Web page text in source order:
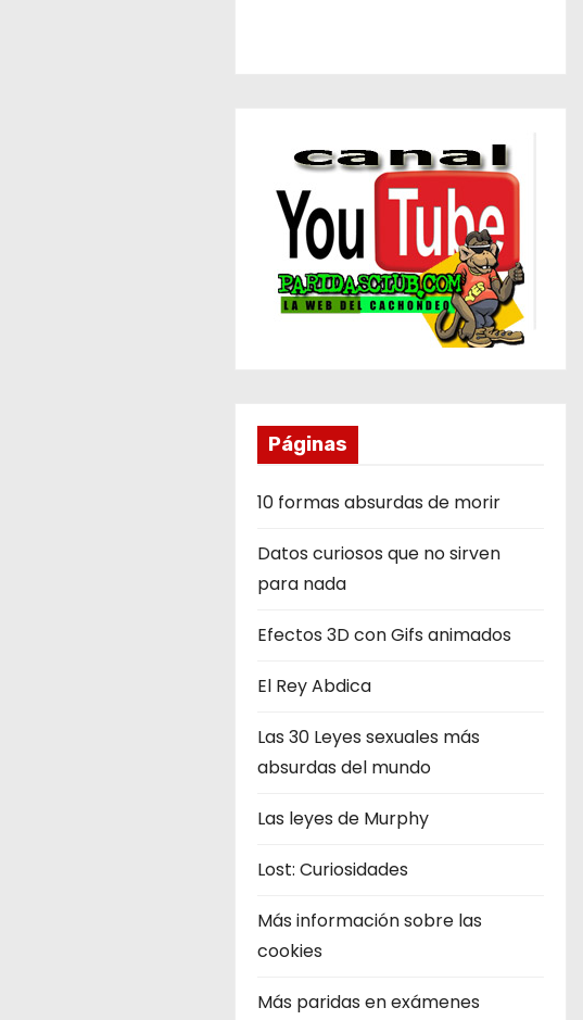
Páginas
10 formas absurdas de morir
Datos curiosos que no sirven
para nada
Efectos 3D con Gifs animados
El Rey Abdica
Las 30 Leyes sexuales más
absurdas del mundo
Las leyes de Murphy
Lost: Curiosidades
Más información sobre las
cookies
Más paridas en exámenes